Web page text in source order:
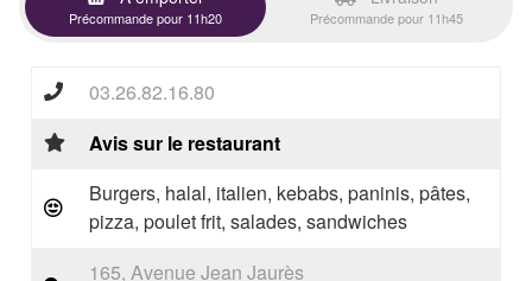
Précommande pour 11h20 Précommande pour 11h45
03.26.82.16.80
Avis sur le restaurant
Burgers, halal, italien, kebabs, paninis, pâtes,
pizza, poulet frit, salades, sandwiches
165, Avenue Jean Jaurès